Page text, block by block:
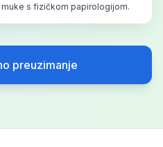
s fizičkom papirologijom.
preuzimanje